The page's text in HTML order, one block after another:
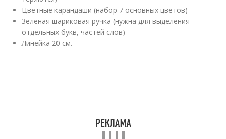
Цветные карандаши (набор 7 основных цветов)
Зелёная шариковая ручка (нужна для выделения
отдельных букв, частей слов)
Линейка 20 см.